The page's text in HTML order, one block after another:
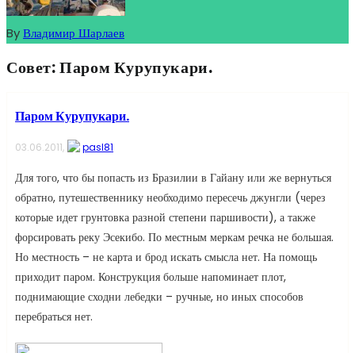
ByВладимир Шарлаев
Совет: Паром Курупукари.
Паром Курупукари.
03.06.2011, pasl81
Для того, что бы попасть из Бразилии в Гайану или же вернуться
обратно, путешественнику необходимо пересечь джунгли (через
которые идет грунтовка разной степени паршивости), а также
форсировать реку Эсекибо. По местным меркам речка не большая.
Но местность – не карта и брод искать смысла нет. На помощь
приходит паром. Конструкция больше напоминает плот,
поднимающие сходни лебедки – ручные, но иных способов
перебраться нет.